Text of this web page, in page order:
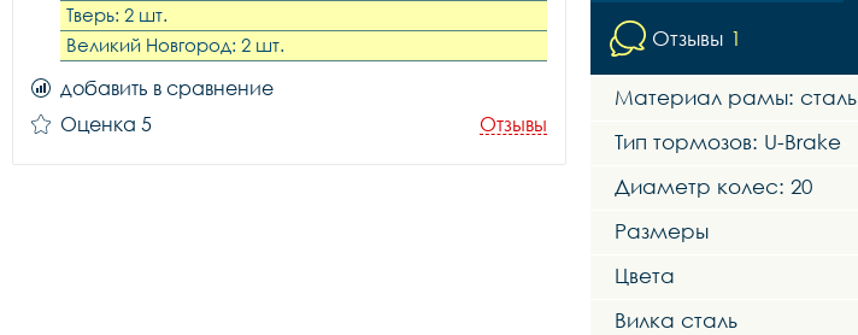
Тверь: 2 шт.
Великий Новгород: 2 шт.
добавить в сравнение
Оценка 5
Отзывы
Отзывы 1
Материал рамы: сталь
Тип тормозов: U-Brake
Диаметр колес: 20
Размеры
Цвета
Вилка сталь